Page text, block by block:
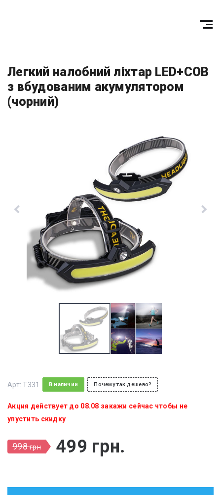
Легкий налобний ліхтар LED+COB
з вбудованим акумулятором
(чорний)
Арт:T331 В наличии Почему так дешево?
Акция действует до 08.08 закажи сейчас чтобы не
упустить скидку
998грн 499 грн.